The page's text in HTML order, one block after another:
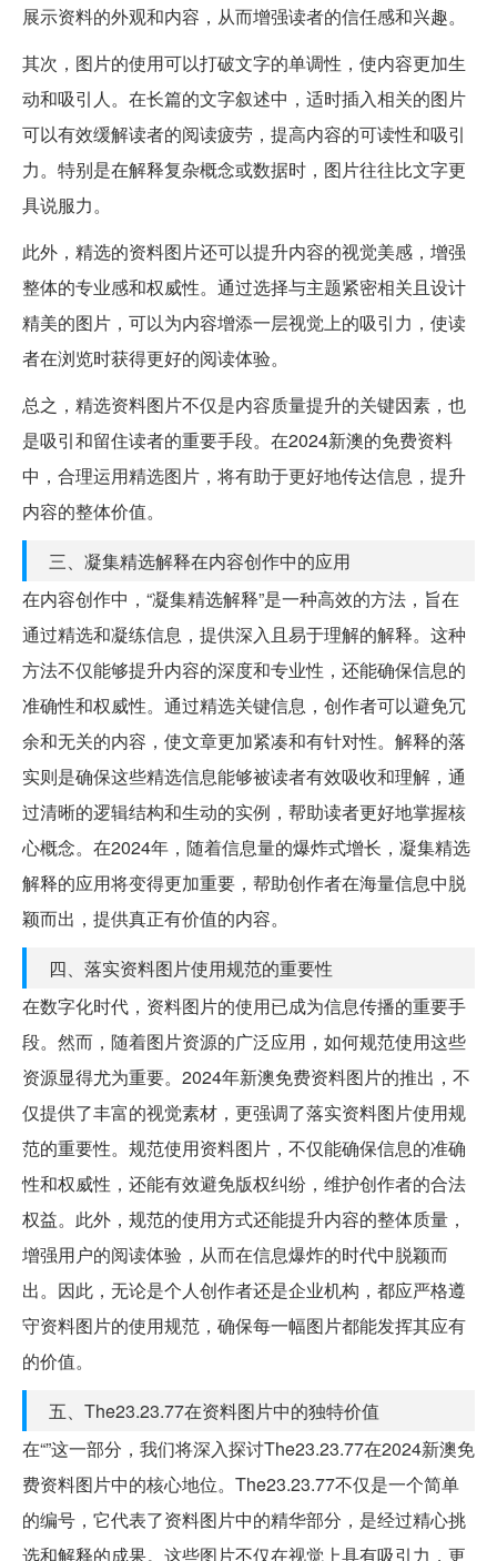
展示资料的外观和内容，从而增强读者的信任感和兴趣。
其次，图片的使用可以打破文字的单调性，使内容更加生
动和吸引人。在长篇的文字叙述中，适时插入相关的图片
可以有效缓解读者的阅读疲劳，提高内容的可读性和吸引
力。特别是在解释复杂概念或数据时，图片往往比文字更
具说服力。
此外，精选的资料图片还可以提升内容的视觉美感，增强
整体的专业感和权威性。通过选择与主题紧密相关且设计
精美的图片，可以为内容增添一层视觉上的吸引力，使读
者在浏览时获得更好的阅读体验。
总之，精选资料图片不仅是内容质量提升的关键因素，也
是吸引和留住读者的重要手段。在2024新澳的免费资料
中，合理运用精选图片，将有助于更好地传达信息，提升
内容的整体价值。
三、凝集精选解释在内容创作中的应用
在内容创作中，“凝集精选解释”是一种高效的方法，旨在
通过精选和凝练信息，提供深入且易于理解的解释。这种
方法不仅能够提升内容的深度和专业性，还能确保信息的
准确性和权威性。通过精选关键信息，创作者可以避免冗
余和无关的内容，使文章更加紧凑和有针对性。解释的落
实则是确保这些精选信息能够被读者有效吸收和理解，通
过清晰的逻辑结构和生动的实例，帮助读者更好地掌握核
心概念。在2024年，随着信息量的爆炸式增长，凝集精选
解释的应用将变得更加重要，帮助创作者在海量信息中脱
颖而出，提供真正有价值的内容。
四、落实资料图片使用规范的重要性
在数字化时代，资料图片的使用已成为信息传播的重要手
段。然而，随着图片资源的广泛应用，如何规范使用这些
资源显得尤为重要。2024年新澳免费资料图片的推出，不
仅提供了丰富的视觉素材，更强调了落实资料图片使用规
范的重要性。规范使用资料图片，不仅能确保信息的准确
性和权威性，还能有效避免版权纠纷，维护创作者的合法
权益。此外，规范的使用方式还能提升内容的整体质量，
增强用户的阅读体验，从而在信息爆炸的时代中脱颖而
出。因此，无论是个人创作者还是企业机构，都应严格遵
守资料图片的使用规范，确保每一幅图片都能发挥其应有
的价值。
五、The23.23.77在资料图片中的独特价值
在“”这一部分，我们将深入探讨The23.23.77在2024新澳免
费资料图片中的核心地位。The23.23.77不仅是一个简单
的编号，它代表了资料图片中的精华部分，是经过精心挑
选和解释的成果。这些图片不仅在视觉上具有吸引力，更